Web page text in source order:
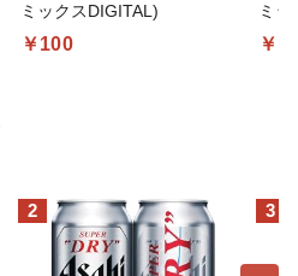
ミックスDIGITAL)
￥100
ミッ
￥
2 3